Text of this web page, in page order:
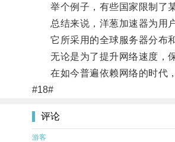
举个例子，有些国家限制了某
总结来说，洋葱加速器为用户
它所采用的全球服务器分布和
无论是为了提升网络速度，保
在如今普遍依赖网络的时代，
#18#
评论
游客